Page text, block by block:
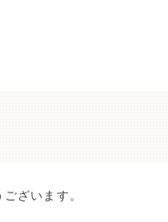
ざいます。